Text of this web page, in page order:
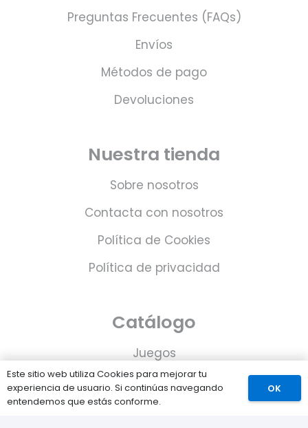
Preguntas Frecuentes (FAQs)
Envíos
Métodos de pago
Devoluciones
Nuestra tienda
Sobre nosotros
Contacta con nosotros
Política de Cookies
Política de privacidad
Catálogo
Juegos
Consolas
Accesorios para tu PS5
Este sitio web utiliza Cookies para mejorar tu
experiencia de usuario. Si continúas navegando
entendemos que estás conforme.
OK